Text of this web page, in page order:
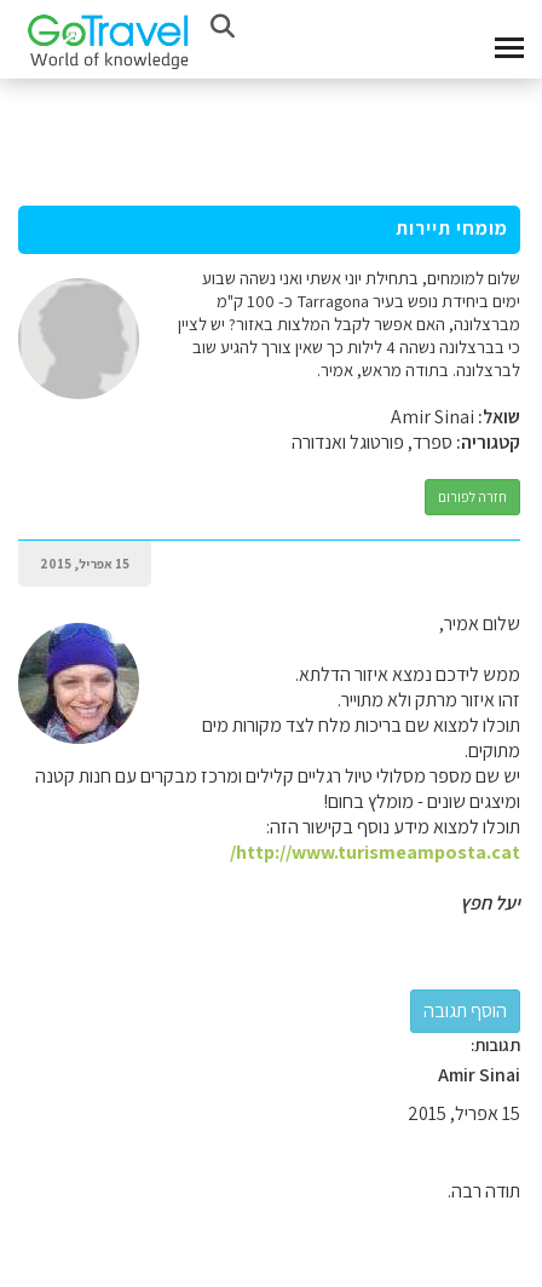
מומחי תיירות
שלום למומחים, בתחילת יוני אשתי ואני נשהה שבוע
ימים ביחידת נופש בעיר Tarragona כ- 100 ק"מ
מברצלונה, האם אפשר לקבל המלצות באזור? יש לציין
כי בברצלונה נשהה 4 לילות כך שאין צורך להגיע שוב
לברצלונה. בתודה מראש, אמיר.
שואל:
קטגוריה: ספרד, פורטוגל ואנדורה
חזרה לפורום
15 אפריל, 2015
שלום אמיר,
ממש לידכם נמצא איזור הדלתא.
זהו איזור מרתק ולא מתוייר.
תוכלו למצוא שם בריכות מלח לצד מקורות מים
מתוקים.
יש שם מספר מסלולי טיול רגליים קלילים ומרכז מבקרים עם חנות קטנה
ומיצגים שונים - מומלץ בחום!
תוכלו למצוא מידע נוסף בקישור הזה:
http://www.turismeamposta.cat/
יעל חפץ
תגובות:
Amir Sinai
15 אפריל, 2015
תודה רבה.